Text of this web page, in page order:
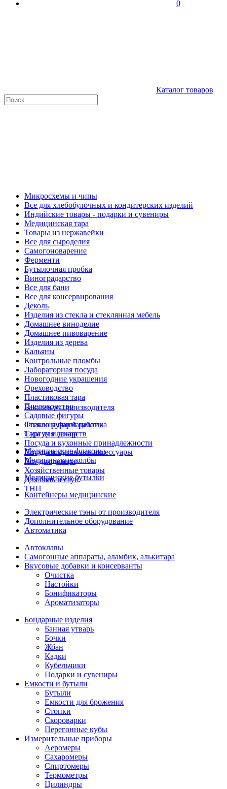
0
Каталог товаров
Микросхемы и чипы
Все для хлебобулочных и кондитерских изделий
Индийские товары - подарки и сувениры
Медицинская тара
Товары из нержавейки
Все для сыроделия
Самогоноварение
Ферменти
Бутылочная пробка
Виноградарство
Все для бани
Все для консервирования
Деколь
Изделия из стекла и стеклянная мебель
Домашнее виноделие
Домашнее пивоварение
Изделия из дерева
Кальяны
Контрольные пломбы
Лабораторная посуда
Новогодние украшения
Ореховодство
Пластиковая тара
Пчеловодство
Садовые фигуры
Стекло ручной работы
Сургуч и декор
Посуда и кухонные принадлежности
Посуда и кухонные аксессуары
Все для декора
Хозяйственные товары
Для бань и саун
ТНП
Бакалея от производителя
Флаконы фармацевтика
Тара для лекарств
Медицинские флаконы
Медицинские колбы
Медицинские бутылки
Контейнеры медицинские
Электрические тэны от производителя
Дополнительное оборудование
Автоматика
Автоклавы
Самогонные аппараты, аламбик, алькитара
Вкусовые добавки и консерванты
Очистка
Настойки
Бонификаторы
Ароматизаторы
Бондарные изделия
Банная утварь
Бочки
Жбан
Кадки
Кубельчики
Подарки и сувениры
Емкости и бутыли
Бутыли
Емкости для брожения
Стопки
Скороварки
Перегонные кубы
Измерительные приборы
Аеромеры
Сахаромеры
Спиртомеры
Термометры
Цилиндры